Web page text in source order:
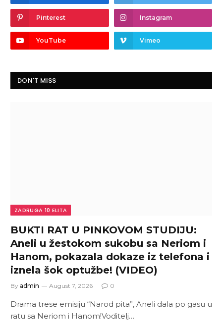
Pinterest Instagram
YouTube Vimeo
DON'T MISS
ZADRUGA 10 ELITA
BUKTI RAT U PINKOVOM STUDIJU:
Aneli u žestokom sukobu sa Neriom i
Hanom, pokazala dokaze iz telefona i
iznela šok optužbe! (VIDEO)
By admin August 7, 2026 0
Drama trese emisiju “Narod pita”, Aneli dala po gasu u
ratu sa Neriom i Hanom!Voditelj…